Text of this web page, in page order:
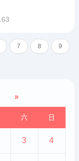
短期内可引起羊群
，常用嘴啃、角尖
在围栏、墙壁、槽
7 8
9
»
六 日
3 4